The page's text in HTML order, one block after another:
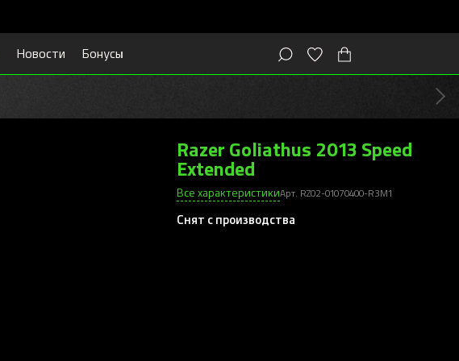
Новости Бонусы
Razer Goliathus 2013 Speed
Extended
Все характеристикиАрт. RZ02-01070400-R3M1
Снят с производства